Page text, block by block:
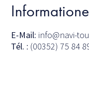
E-Mail: info@navi-
Tél. : (00352) 75 84